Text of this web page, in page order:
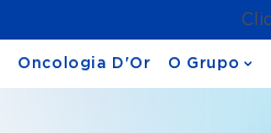
Oncologia D'Or O Grupo